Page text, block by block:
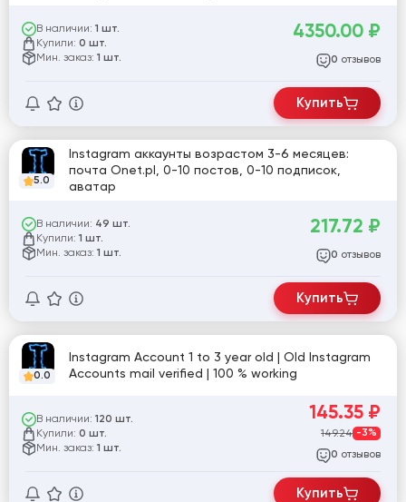
В наличии: 1 шт.
Купили: 0 шт.
Мин. заказ: 1 шт.
4350.00 ₽
0 отзывов
Купить
5.0
Instagram аккаунты возрастом 3-6 месяцев:
почта Onet.pl, 0-10 постов, 0-10 подписок,
аватар
В наличии: 49 шт.
Купили: 1 шт.
Мин. заказ: 1 шт.
217.72 ₽
0 отзывов
Купить
0.0
Instagram Account 1 to 3 year old | Old Instagram
Accounts mail verified | 100 % working
В наличии: 120 шт.
Купили: 0 шт.
Мин. заказ: 1 шт.
145.35 ₽
149.24 -3%
0 отзывов
Купить